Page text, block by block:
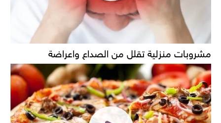
مشروبات منزلية تقلل من الصداع واعراضة